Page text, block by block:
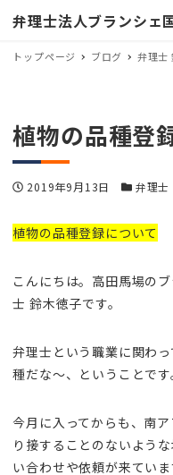
弁理士法人ブランシェ
トップページ ブログ 弁理士
植物の品種登
投稿日
2019年9月13日 カテゴリ
弁理士
植物の品種登録について
こんにちは。高田馬場の
士 鈴木徳子です。
弁理士という職業に関わ
種だな～、ということです
今月に入ってからも、南
り接することのないよう
い合わせや依頼が来ていま